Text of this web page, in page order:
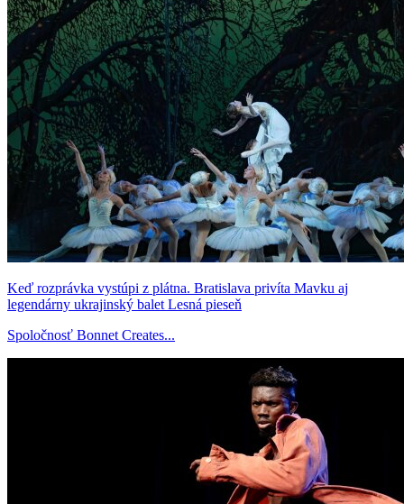
Keď rozprávka vystúpi z plátna. Bratislava privíta Mavku aj
legendárny ukrajinský balet Lesná pieseň
Spoločnosť Bonnet Creates...